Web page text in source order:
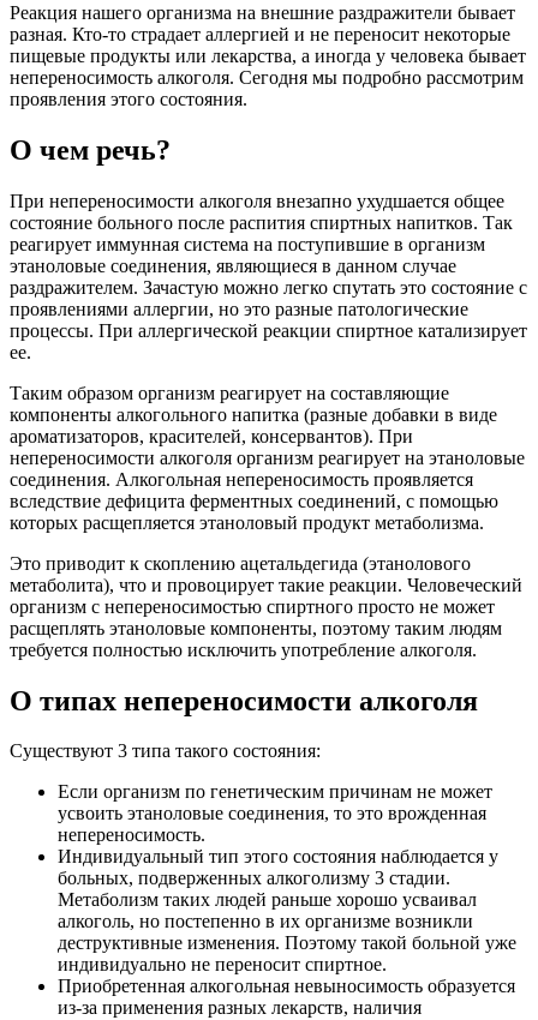
Реакция нашего организма на внешние раздражители бывает
разная. Кто-то страдает аллергией и не переносит некоторые
пищевые продукты или лекарства, а иногда у человека бывает
непереносимость алкоголя. Сегодня мы подробно рассмотрим
проявления этого состояния.
О чем речь?
При непереносимости алкоголя внезапно ухудшается общее
состояние больного после распития спиртных напитков. Так
реагирует иммунная система на поступившие в организм
этаноловые соединения, являющиеся в данном случае
раздражителем. Зачастую можно легко спутать это состояние с
проявлениями аллергии, но это разные патологические
процессы. При аллергической реакции спиртное катализирует
ее.
Таким образом организм реагирует на составляющие
компоненты алкогольного напитка (разные добавки в виде
ароматизаторов, красителей, консервантов). При
непереносимости алкоголя организм реагирует на этаноловые
соединения. Алкогольная непереносимость проявляется
вследствие дефицита ферментных соединений, с помощью
которых расщепляется этаноловый продукт метаболизма.
Это приводит к скоплению ацетальдегида (этанолового
метаболита), что и провоцирует такие реакции. Человеческий
организм с непереносимостью спиртного просто не может
расщеплять этаноловые компоненты, поэтому таким людям
требуется полностью исключить употребление алкоголя.
О типах непереносимости алкоголя
Существуют 3 типа такого состояния:
Если организм по генетическим причинам не может
усвоить этаноловые соединения, то это врожденная
непереносимость.
Индивидуальный тип этого состояния наблюдается у
больных, подверженных алкоголизму 3 стадии.
Метаболизм таких людей раньше хорошо усваивал
алкоголь, но постепенно в их организме возникли
деструктивные изменения. Поэтому такой больной уже
индивидуально не переносит спиртное.
Приобретенная алкогольная невыносимость образуется
из-за применения разных лекарств, наличия